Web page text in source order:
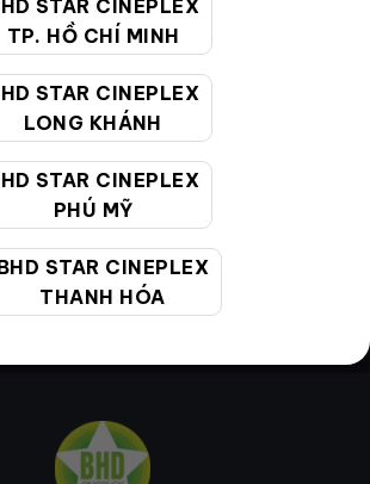
STAR CINEPLEX
TP. HỒ CHÍ MINH
STAR CINEPLEX
LONG KHÁNH
STAR CINEPLEX
PHÚ MỸ
STAR CINEPLEX
THANH HÓA
- 22:00 (Tất cả các ngày bao